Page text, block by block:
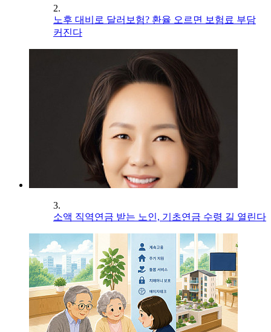
2.
노후 대비로 달러보험? 환율 오르면 보험료 부담
커진다
3.
소액 직역연금 받는 노인, 기초연금 수령 길 열린다